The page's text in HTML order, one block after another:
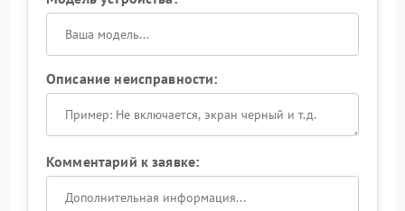
Описание неисправности:
Комментарий к заявке: